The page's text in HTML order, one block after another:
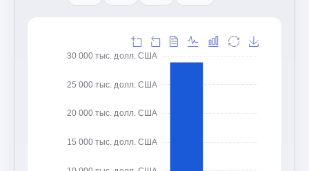
15 000 тыс. долл. США
20 000 тыс. долл. США
25 000 тыс. долл. США
30 000 тыс. долл. США